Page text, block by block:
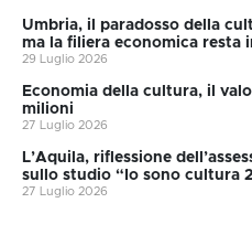
Umbria, il paradosso della
ma la filiera economica resta
29 Luglio 2026
Economia della cultura, il
milioni
27 Luglio 2026
L’Aquila, riflessione
sullo studio “Io sono cultura
27 Luglio 2026